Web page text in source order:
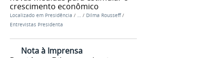
crescimento econômico
Localizado em Presidência / … / Dilma Rousseff /
Entrevistas Presidenta
Nota à Imprensa